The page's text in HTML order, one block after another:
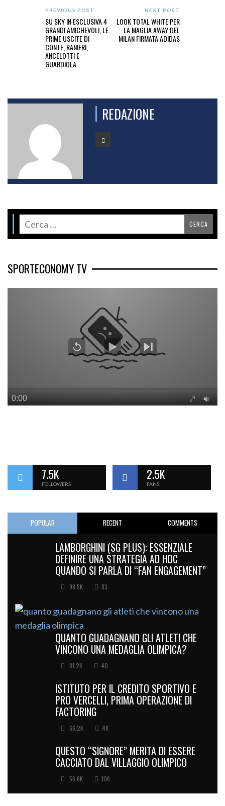
PREVIOUS POST
SU SKY IN ESCLUSIVA 4
GRANDI AMICHEVOLI, LE
PRIME USCITE DI
CONTE, RANIERI,
ANCELOTTI E
GUARDIOLA
NEXT POST
LOOK TOTAL WHITE PER
LA MAGLIA AWAY DEL
MILAN FIRMATA ADIDAS
REDAZIONE
SPORTECONOMY TV
7.5K
FOLLOWERS
2.5K
FANS
POPULAR RECENT COMMENTS
LAMBORGHINI (SG PLUS): ESSENZIALE
DEFINIRE UNA STRATEGIA AD HOC
QUANDO SI PARLA DI “FAN ENGAGEMENT”
98.5K 83
QUANTO GUADAGNANO GLI ATLETI CHE
VINCONO UNA MEDAGLIA OLIMPICA?
81.2K 40
ISTITUTO PER IL CREDITO SPORTIVO E
PRO VERCELLI, PRIMA OPERAZIONE DI
FACTORING
66.2K 48
QUESTO “SIGNORE” MERITA DI ESSERE
CACCIATO DAL VILLAGGIO OLIMPICO
56.6K 106